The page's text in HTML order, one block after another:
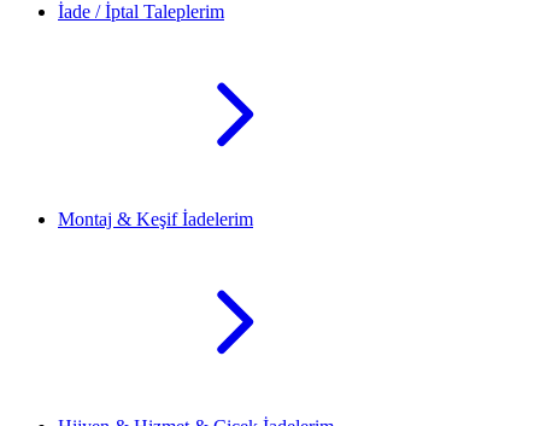
İade / İptal Taleplerim
Montaj & Keşif İadelerim